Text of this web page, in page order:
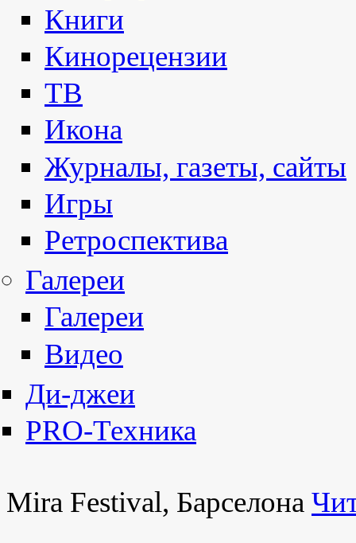
Книги
Кинорецензии
ТВ
Икона
Журналы, газеты, сайты
Игры
Ретроспектива
Галереи
Галереи
Видео
Ди-джеи
PRO-Техника
Mira Festival, Барселона